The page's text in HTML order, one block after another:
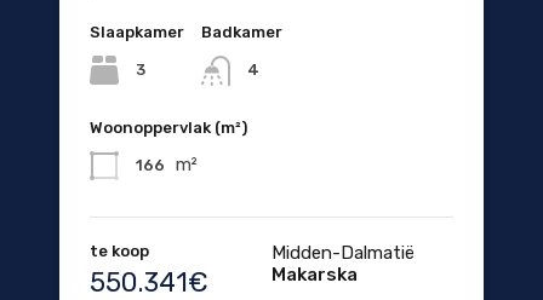
Slaapkamer
3
Badkamer
4
Woonoppervlak (m²)
166 m²
te koop
550.341€
Midden-Dalmatië
Makarska